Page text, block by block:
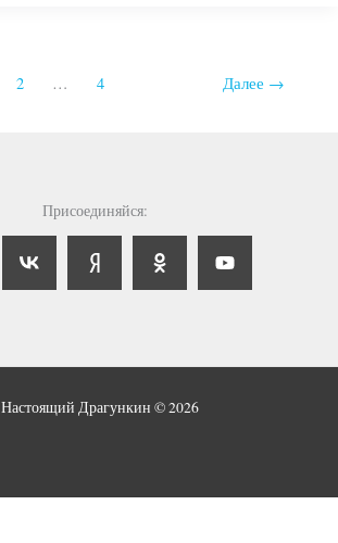
2 … 4 Далее →
Присоединяйся:
Настоящий Драгункин © 2026